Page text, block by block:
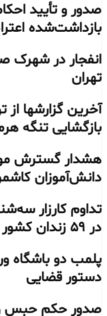
صدور و تأیید
بازداشت‌شده
انفجار در شهرک
تهران
آخرین گزارشها
بازگشایی تنگه
هشدار گسترش
دانش‌آموزان
تداوم کارزار
در ۵۹ زندان کشور
پلمب دو باشگاه
دستور قضایی
صدور حکم حبس و